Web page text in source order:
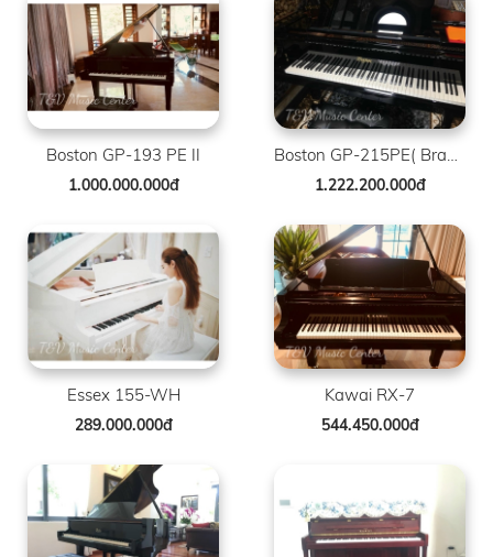
Boston GP-193 PE II
1.000.000.000đ
Boston GP-215PE( Brand New )
1.222.200.000đ
Essex 155-WH
289.000.000đ
Kawai RX-7
544.450.000đ